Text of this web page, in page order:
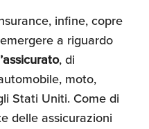
infine, copre
a riguardo
, di
moto,
Stati Uniti. Come di
delle assicurazioni